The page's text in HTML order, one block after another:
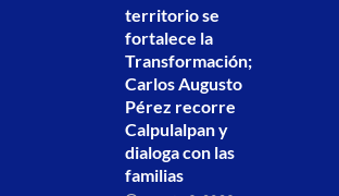
territorio se
fortalece la
Transformación;
Carlos Augusto
Pérez recorre
Calpulalpan y
dialoga con las
familias